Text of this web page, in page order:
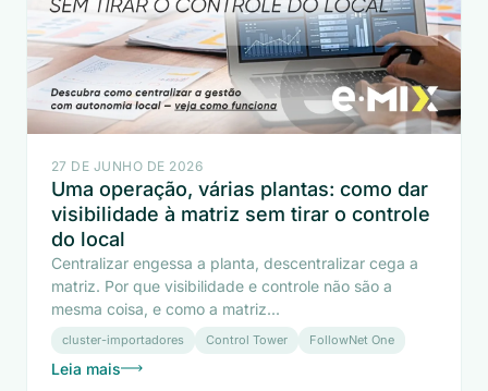
27 DE JUNHO DE 2026
Uma operação, várias plantas: como dar
visibilidade à matriz sem tirar o controle
do local
Centralizar engessa a planta, descentralizar cega a
matriz. Por que visibilidade e controle não são a
mesma coisa, e como a matriz...
cluster-importadores Control Tower FollowNet One
Leia mais